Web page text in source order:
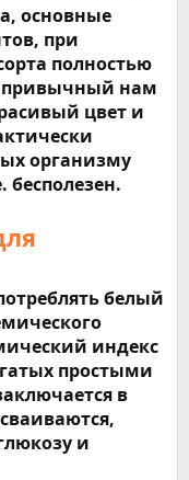
основные
при
полностью
привычный нам
цвет и
организму
белый
индекс
простыми
в
и